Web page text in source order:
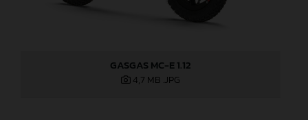
GASGAS MC-E 1.12
4,7 MB .JPG